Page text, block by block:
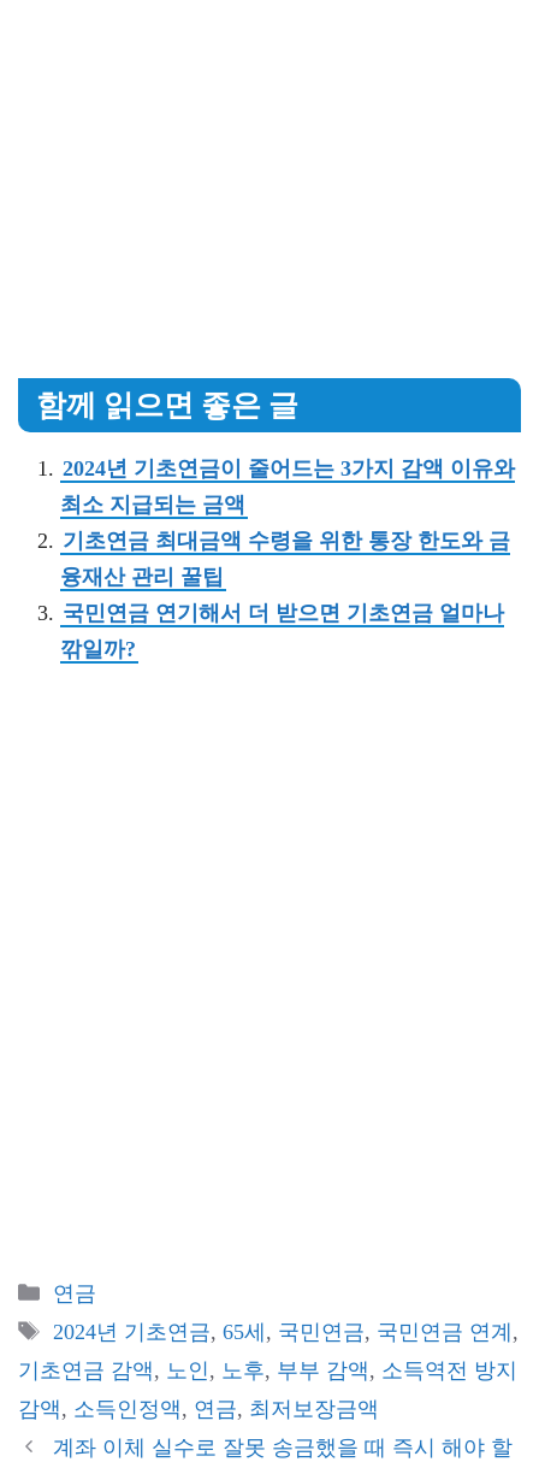
함께 읽으면 좋은 글
2024년 기초연금이 줄어드는 3가지 감액 이유와
최소 지급되는 금액
기초연금 최대금액 수령을 위한 통장 한도와 금
융재산 관리 꿀팁
국민연금 연기해서 더 받으면 기초연금 얼마나
깎일까?
카
테
리
연금
태
그
2024년 기초연금, 65세 , 국민연금, 국민연금 연계 ,
기초연금 감액, 노인, 노후, 부부 감액, 소득역전 방지
감액, 소득인정액, 연금, 최저보장금액
계좌 이체 실수로 잘못 송금했을 때 즉시 해야 할